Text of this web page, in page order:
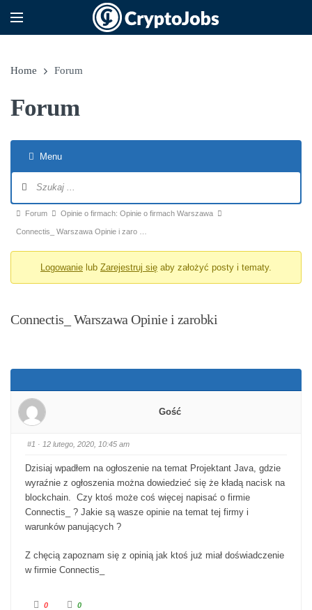
Home Forum
Forum
Menu
Ścieżka forum - jesteś tutaj:
Forum Opinie o firmach: Opinie o firmach Warszawa
Connectis_ Warszawa Opinie i zaro …
Logowanie lub Zarejestruj się aby założyć posty i tematy.
Connectis_ Warszawa Opinie i zarobki
Gość
#1 · 12 lutego, 2020, 10:45 am
Dzisiaj wpadłem na ogłoszenie na temat Projektant Java, gdzie
wyraźnie z ogłoszenia można dowiedzieć się że kładą nacisk na
blockchain. Czy ktoś może coś więcej napisać o firmie
Connectis_ ? Jakie są wasze opinie na temat tej firmy i
warunków panujących ?
Z chęcią zapoznam się z opinią jak ktoś już miał doświadczenie
w firmie Connectis_
Kliknij dla kciuka w dół.
0 Kliknij dla kciuka w górę.
0